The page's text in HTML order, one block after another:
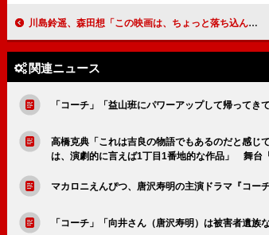
川島鈴遥、森田想「この映画は、ちょっと落ち込んだ時とかに見るといいかもしれません。きっと心が軽くなります」【インタビュー】『いろは』
関連ニュース
「コーチ」「益山班にパワーアップして帰ってき
高橋克典「これは吉良の物語でもあるのだと感じ
は、演劇的に言えば1丁目1番地的な作品」 舞台
マカロニえんぴつ、唐沢寿明の主演ドラマ『コー
「コーチ」「向井さん（唐沢寿明）は被害者遺族